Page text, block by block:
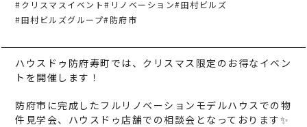
環境リサイクル事業
メディア実績
RECRUIT/エントリー
#クリスマスイベント#リノベーション#田村ビルズ
#田村ビルズグループ#防府市
ハウスドゥ防府寿町では、クリスマス限定のお得なイベン
トを開催します！
防府市に完成したフルリノベーションモデルハウスでの物
件見学会、ハウスドゥ店舗での相談会となっております✨